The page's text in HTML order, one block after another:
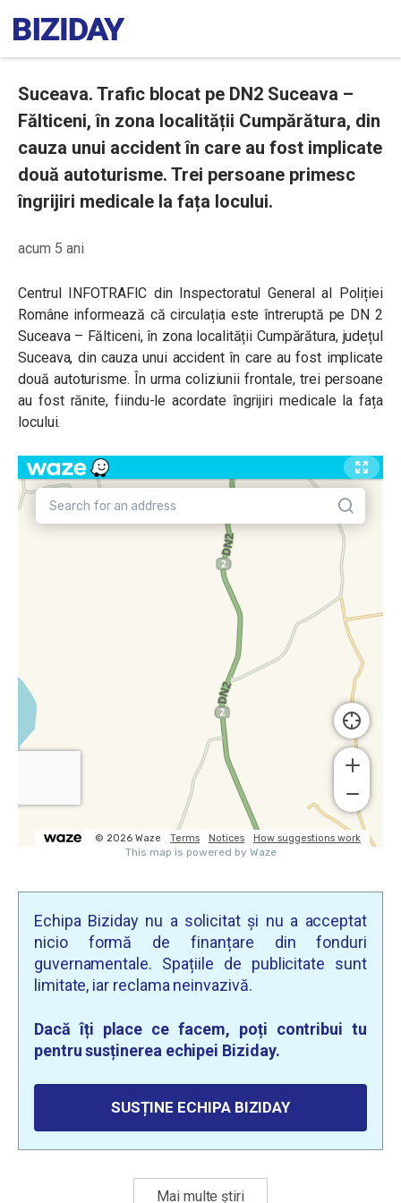
Suceava. Trafic blocat pe DN2 Suceava –
Fălticeni, în zona localității Cumpărătura, din
cauza unui accident în care au fost implicate
două autoturisme. Trei persoane primesc
îngrijiri medicale la fața locului.
acum 5 ani
Centrul INFOTRAFIC din Inspectoratul General al Poliției
Române informează că circulația este întreruptă pe DN 2
Suceava – Fălticeni, în zona localității Cumpărătura, județul
Suceava, din cauza unui accident în care au fost implicate
două autoturisme. În urma coliziunii frontale, trei persoane
au fost rănite, fiindu-le acordate îngrijiri medicale la fața
locului.
Echipa Biziday nu a solicitat și nu a acceptat
nicio formă de finanțare din fonduri
guvernamentale. Spațiile de publicitate sunt
limitate, iar reclama neinvazivă.
Dacă îți place ce facem, poți contribui tu
pentru susținerea echipei Biziday.
SUSȚINE ECHIPA BIZIDAY
Mai multe știri